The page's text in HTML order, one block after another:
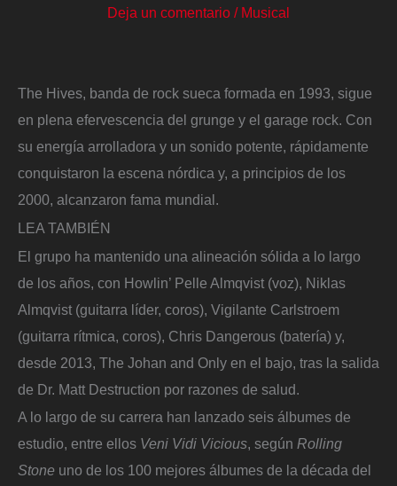
Deja un comentario / Musical
The Hives, banda de rock sueca formada en 1993, sigue
en plena efervescencia del grunge y el garage rock. Con
su energía arrolladora y un sonido potente, rápidamente
conquistaron la escena nórdica y, a principios de los
2000, alcanzaron fama mundial.
LEA TAMBIÉN
El grupo ha mantenido una alineación sólida a lo largo
de los años, con Howlin’ Pelle Almqvist (voz), Niklas
Almqvist (guitarra líder, coros), Vigilante Carlstroem
(guitarra rítmica, coros), Chris Dangerous (batería) y,
desde 2013, The Johan and Only en el bajo, tras la salida
de Dr. Matt Destruction por razones de salud.
A lo largo de su carrera han lanzado seis álbumes de
estudio, entre ellos Veni Vidi Vicious, según Rolling
Stone uno de los 100 mejores álbumes de la década del